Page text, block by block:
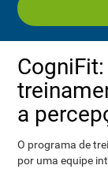
a
O programa de
por uma equipe